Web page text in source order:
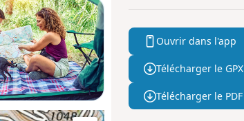
Ouvrir dans l'app
Télécharger le GPX
Télécharger le PDF